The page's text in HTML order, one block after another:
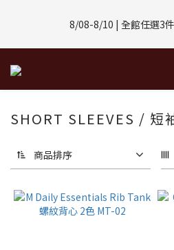
(數量有限售
8/08-8/10 | 全館任選3
8/01-8/31 | 任選2件CUBOX正價商
SHORT SLEEVES / 短
商品排序